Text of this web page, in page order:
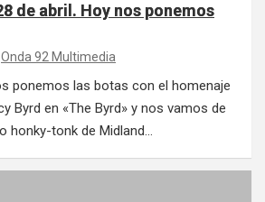
de abril. Hoy nos ponemos
Onda 92 Multimedia
ponemos las botas con el homenaje
Byrd en «The Byrd» y nos vamos de
honky-tonk de Midland…